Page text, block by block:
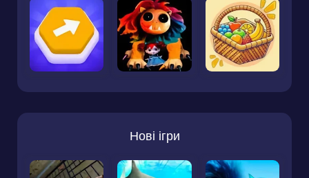
Нові ігри